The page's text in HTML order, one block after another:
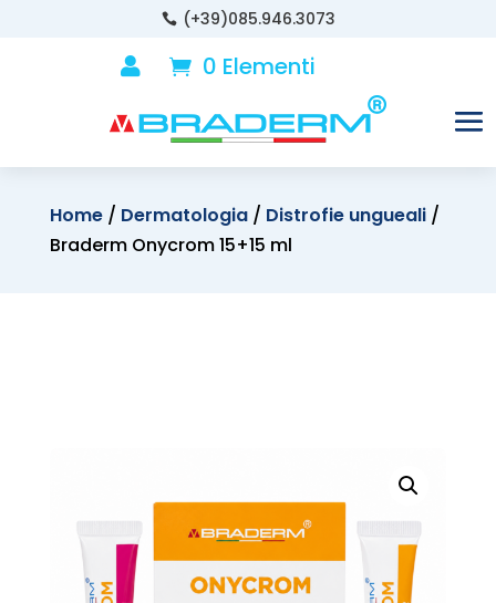
 (+39)085.946.3073
 0 Elementi
Home/ Dermatologia/ Distrofie ungueali/
Braderm Onycrom 15+15 ml